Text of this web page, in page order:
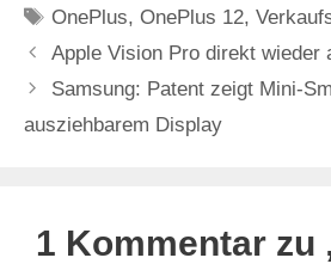
Schlagwörter
OnePlus,OnePlus 12,
Apple Vision Pro direkt wieder
Samsung: Patent zeigt Mini-
ausziehbarem Display
1 Kommentar zu